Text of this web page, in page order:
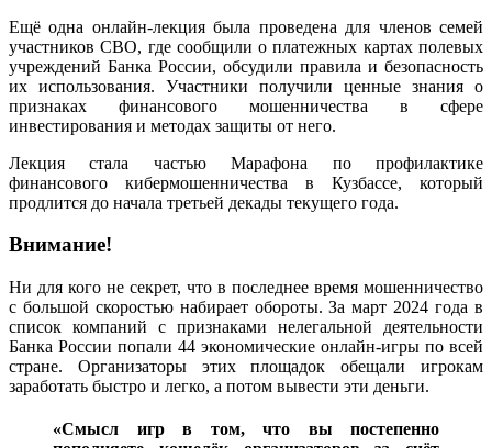
Ещё одна онлайн-лекция была проведена для членов семей
участников СВО, где сообщили о платежных картах полевых
учреждений Банка России, обсудили правила и безопасность
их использования. Участники получили ценные знания о
признаках финансового мошенничества в сфере
инвестирования и методах защиты от него.
Лекция стала частью Марафона по профилактике
финансового кибермошенничества в Кузбассе, который
продлится до начала третьей декады текущего года.
Внимание!
Ни для кого не секрет, что в последнее время мошенничество
с большой скоростью набирает обороты. За март 2024 года в
список компаний с признаками нелегальной деятельности
Банка России попали 44 экономические онлайн-игры по всей
стране. Организаторы этих площадок обещали игрокам
заработать быстро и легко, а потом вывести эти деньги.
«Смысл игр в том, что вы постепенно